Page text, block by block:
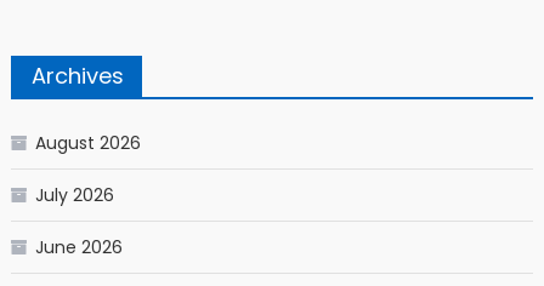
Archives
August 2026
July 2026
June 2026